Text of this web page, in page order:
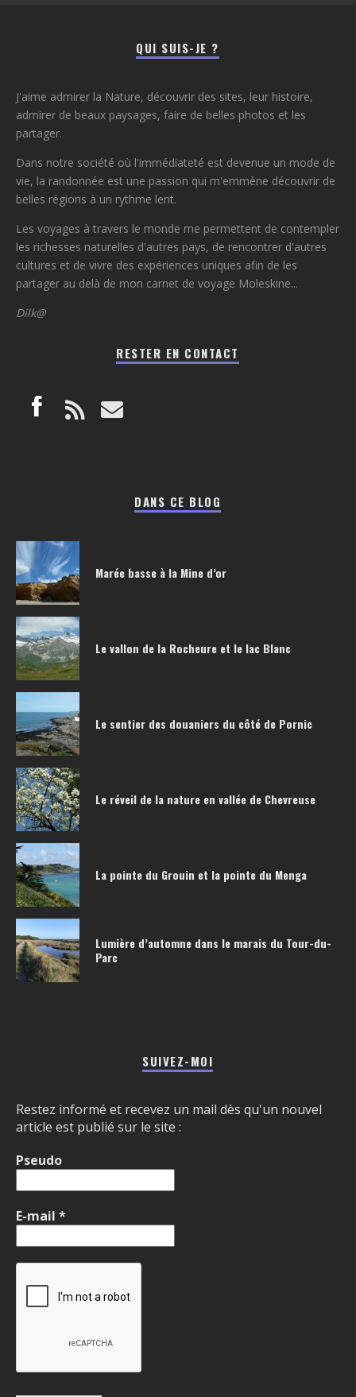
QUI SUIS-JE ?
J'aime admirer la Nature, découvrir des sites, leur histoire,
admirer de beaux paysages, faire de belles photos et les
partager.
Dans notre société où l'immédiateté est devenue un mode de
vie, la randonnée est une passion qui m'emmène découvrir de
belles régions à un rythme lent.
Les voyages à travers le monde me permettent de contempler
les richesses naturelles d'autres pays, de rencontrer d'autres
cultures et de vivre des expériences uniques afin de les
partager au delà de mon carnet de voyage Moleskine...
Dilk@
RESTER EN CONTACT
DANS CE BLOG
Marée basse à la Mine d’or
Le vallon de la Rocheure et le lac Blanc
Le sentier des douaniers du côté de Pornic
Le réveil de la nature en vallée de Chevreuse
La pointe du Grouin et la pointe du Menga
Lumière d’automne dans le marais du Tour-du-
Parc
SUIVEZ-MOI
Restez informé et recevez un mail dès qu'un nouvel
article est publié sur le site :
Pseudo
E-mail *